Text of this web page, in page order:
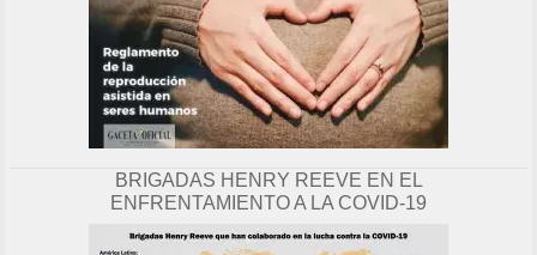
BRIGADAS HENRY REEVE EN EL
ENFRENTAMIENTO A LA COVID-19